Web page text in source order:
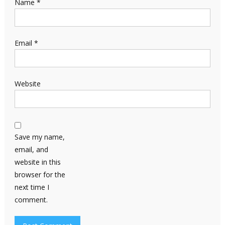
Name *
Email *
Website
Save my name,
email, and
website in this
browser for the
next time I
comment.